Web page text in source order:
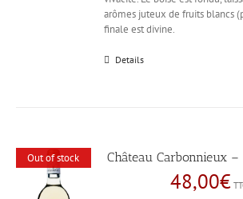
arômes juteux de fruits blancs
finale est divine.
Details
Out of stock Château Carbonnieux
48,00€